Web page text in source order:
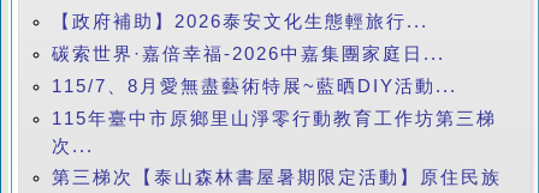
【政府補助】2026泰安文化生態輕旅行...
碳索世界·嘉倍幸福-2026中嘉集團家庭日...
115/7、8月愛無盡藝術特展~藍晒DIY活動...
115年臺中市原鄉里山淨零行動教育工作坊第三梯
次...
第三梯次【泰山森林書屋暑期限定活動】原住民族